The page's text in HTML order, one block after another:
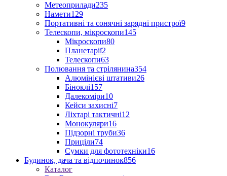
Метеоприлади235
Намети129
Портативні та сонячні зарядні пристрої9
Телескопи, мікроскопи145
Мікроскопи80
Планетарії2
Телескопи63
Полювання та стрілянина354
Алюмінієві штативи26
Біноклі157
Далекоміри10
Кейси захисні7
Ліхтарі тактичні12
Монокуляри16
Підзорні труби36
Приціли74
Сумки для фототехніки16
Будинок, дача та відпочинок856
Каталог